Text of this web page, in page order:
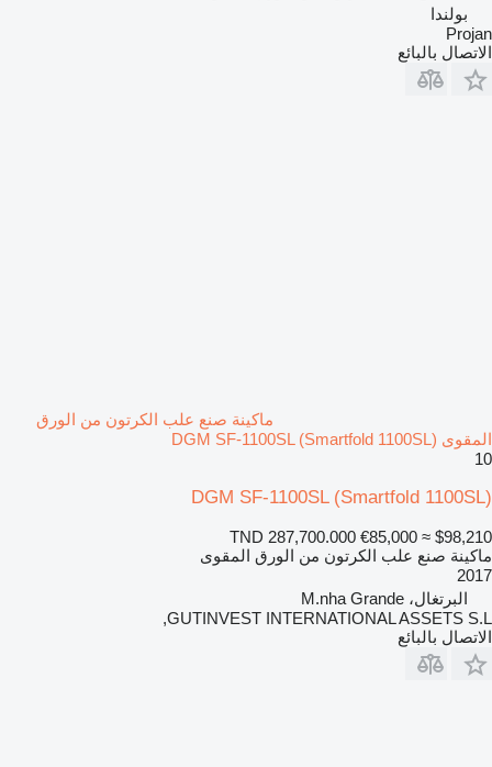
بولندا
Projan
الاتصال بالبائع
ماكينة صنع علب الكرتون من الورق
المقوى DGM SF-1100SL (Smartfold 1100SL)
10
DGM SF-1100SL (Smartfold 1100SL)
TND 287,700.000 €85,000 ≈ $98,210
ماكينة صنع علب الكرتون من الورق المقوى
2017
البرتغال، M.nha Grande
GUTINVEST INTERNATIONAL ASSETS S.L,
الاتصال بالبائع